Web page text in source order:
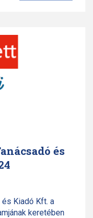
és
és Kiadó Kft. a
keretében